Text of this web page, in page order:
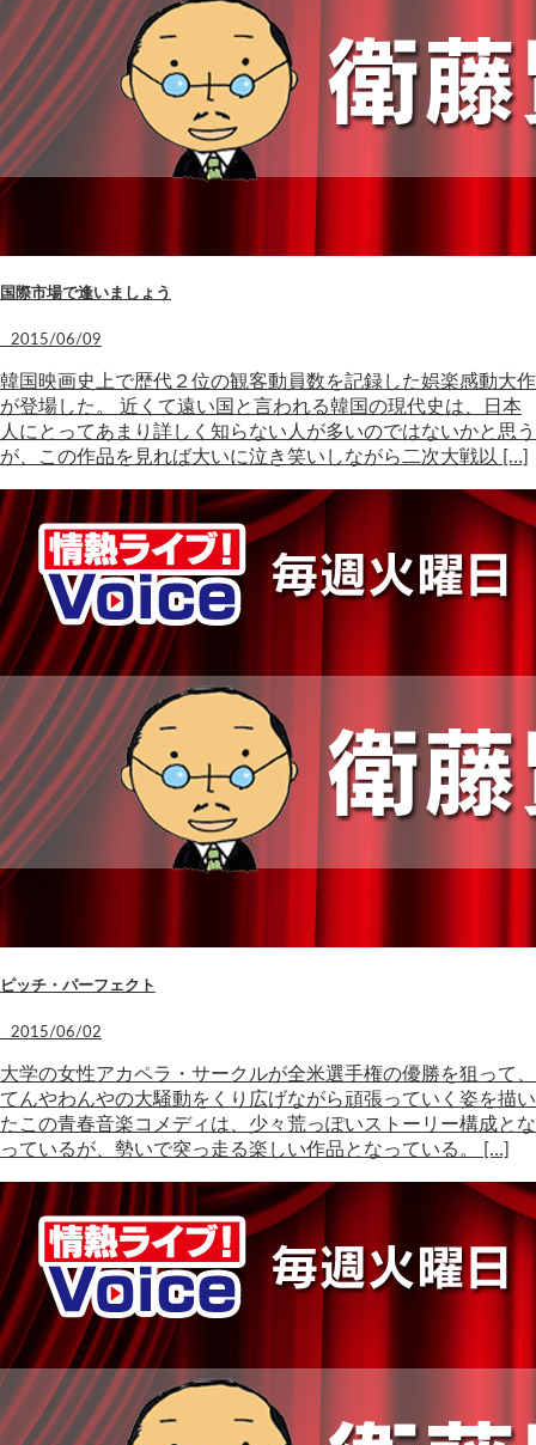
国際市場で逢いましょう
2015/06/09
韓国映画史上で歴代２位の観客動員数を記録した娯楽感動大作
が登場した。 近くて遠い国と言われる韓国の現代史は、日本
人にとってあまり詳しく知らない人が多いのではないかと思う
が、この作品を見れば大いに泣き笑いしながら二次大戦以 […]
ピッチ・パーフェクト
2015/06/02
大学の女性アカペラ・サークルが全米選手権の優勝を狙って、
てんやわんやの大騒動をくり広げながら頑張っていく姿を描い
たこの青春音楽コメディは、少々荒っぽいストーリー構成とな
っているが、勢いで突っ走る楽しい作品となっている。 […]